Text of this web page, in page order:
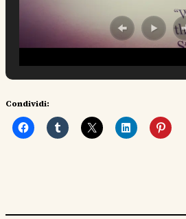
Condividi: